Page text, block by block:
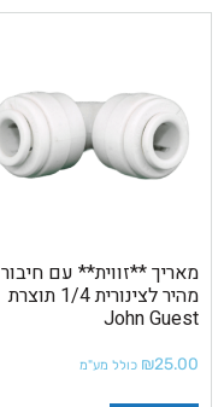
מאריך **זווית** עם חיבור
מהיר לצינורית 1/4 תוצרת
John Guest
₪25.00 כולל מע"מ